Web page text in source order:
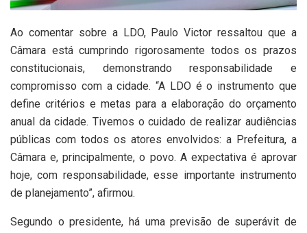
Ao comentar sobre a LDO, Paulo Victor ressaltou que a
Câmara está cumprindo rigorosamente todos os prazos
constitucionais, demonstrando responsabilidade e
compromisso com a cidade. “A LDO é o instrumento que
define critérios e metas para a elaboração do orçamento
anual da cidade. Tivemos o cuidado de realizar audiências
públicas com todos os atores envolvidos: a Prefeitura, a
Câmara e, principalmente, o povo. A expectativa é aprovar
hoje, com responsabilidade, esse importante instrumento
de planejamento”, afirmou.
Segundo o presidente, há uma previsão de superávit de